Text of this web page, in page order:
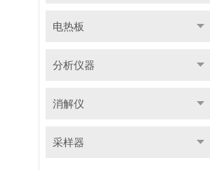
电热板
分析仪器
消解仪
采样器